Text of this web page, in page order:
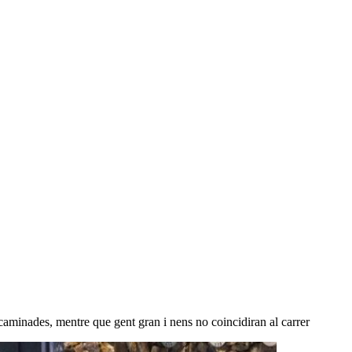
mentre que gent gran i nens no coincidiran al carrer